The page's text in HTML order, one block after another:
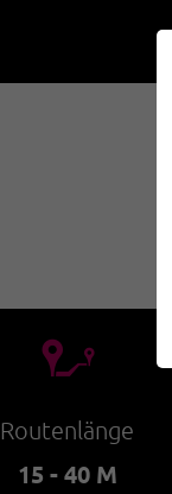
🔹
Routenlänge
15 - 40 M